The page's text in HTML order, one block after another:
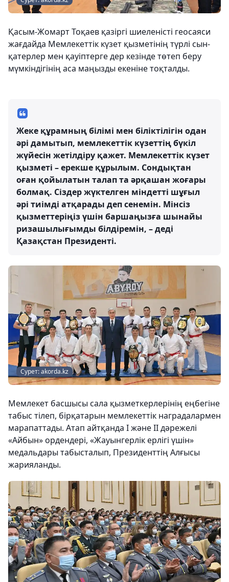
Қасым-Жомарт Тоқаев қазіргі шиеленісті геосаяси
жағдайда Мемлекеттік күзет қызметінің түрлі сын-
қатерлер мен қауіптерге дер кезінде төтеп беру
мүмкіндігінің аса маңызды екеніне тоқталды.
Жеке құрамның білімі мен біліктілігін одан
әрі дамытып, мемлекеттік күзеттің бүкіл
жүйесін жетілдіру қажет. Мемлекеттік күзет
қызметі – ерекше құрылым. Сондықтан
оған қойылатын талап та әрқашан жоғары
болмақ. Сіздер жүктелген міндетті шұғыл
әрі тиімді атқарады деп сенемін. Мінсіз
қызметтеріңіз үшін баршаңызға шынайы
ризашылығымды білдіремін, – деді
Қазақстан Президенті.
Сурет: akorda.kz
Мемлекет басшысы сала қызметкерлерінің еңбегіне
табыс тілеп, бірқатарын мемлекеттік наградалармен
марапаттады. Атап айтқанда І және ІІ дәрежелі
«Айбын» ордендері, «Жауынгерлік ерлігі үшін»
медальдары табысталып, Президенттің Алғысы
жарияланды.